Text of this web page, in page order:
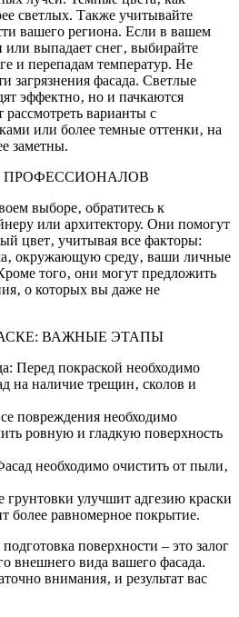
светлых. Также учитывайте
вашего региона. Если в вашем
выпадает снег‚ выбирайте
и перепадам температур. Не
загрязнения фасада. Светлые
эффектно‚ но и пачкаются
варианты с
или более темные оттенки‚ на
заметны.
выборе‚ обратитесь к
или архитектору. Они помогут
цвет‚ учитывая все факторы:
окружающую среду‚ ваши личные
того‚ они могут предложить
о которых вы даже не
ВАЖНЫЕ ЭТАПЫ
Перед покраской необходимо
на наличие трещин‚ сколов и
повреждения необходимо
ровную и гладкую поверхность
необходимо очистить от пыли‚
грунтовки улучшит адгезию краски
более равномерное покрытие.
поверхности – это залог
внешнего вида вашего фасада.
внимания‚ и результат вас